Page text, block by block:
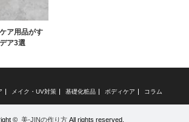
ア用品がす
ア3選
メイク・UV対策 基礎化粧品 ボディケア コラム
© 美-JINの作り方 All rights reserved.